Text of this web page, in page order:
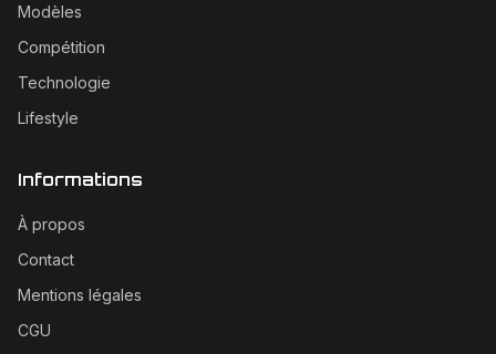
Modèles
Compétition
Technologie
Lifestyle
Informations
À propos
Contact
Mentions légales
CGU